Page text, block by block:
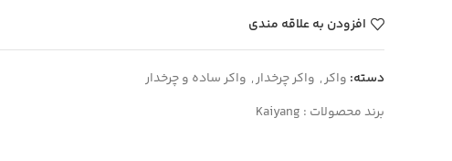
افزودن به علاقه مندی
دسته: واکر, واکر چرخدار, واکر ساده و چرخدار
برند محصولات : Kaiyang